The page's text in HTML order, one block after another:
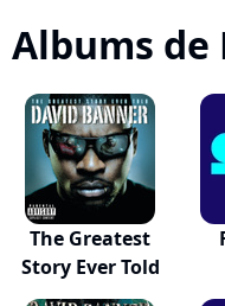
Albums de
The Greatest
Story Ever Told